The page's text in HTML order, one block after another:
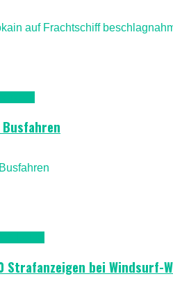
Strafanzeigen bei Windsurf-